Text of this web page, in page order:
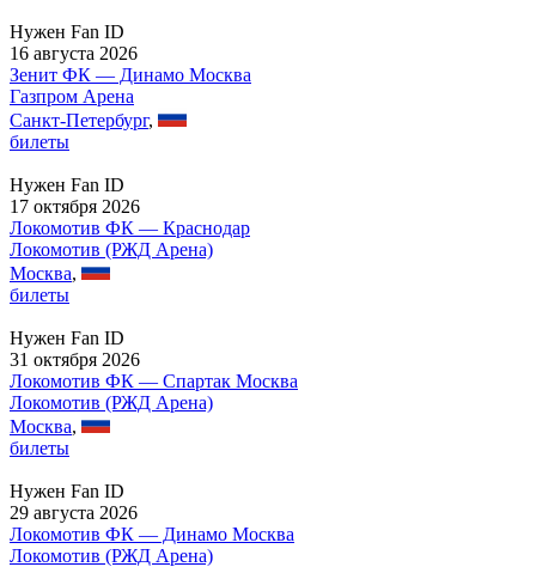
Нужен Fan ID
16 августа 2026
Зенит ФК — Динамо Москва
Газпром Арена
Санкт-Петербург,
билеты
Нужен Fan ID
17 октября 2026
Локомотив ФК — Краснодар
Локомотив (РЖД Арена)
Москва,
билеты
Нужен Fan ID
31 октября 2026
Локомотив ФК — Спартак Москва
Локомотив (РЖД Арена)
Москва,
билеты
Нужен Fan ID
29 августа 2026
Локомотив ФК — Динамо Москва
Локомотив (РЖД Арена)